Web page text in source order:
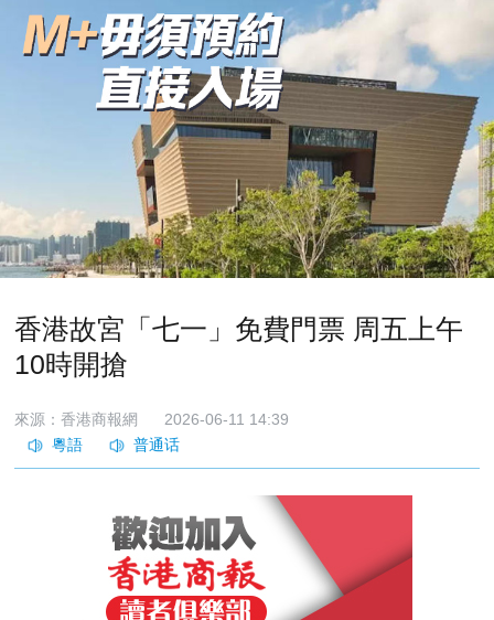
香港故宮「七一」免費門票 周五上午
10時開搶
來源：香港商報網 2026-06-11 14:39